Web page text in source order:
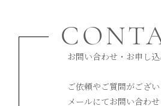
お問い合わせ・お申し
ご依頼やご質問がござい
メールにてお問い合わせ